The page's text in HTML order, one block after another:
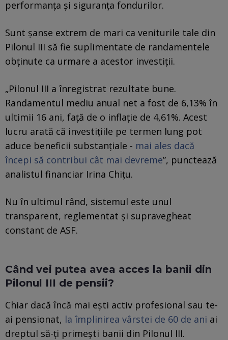
performanța și siguranța fondurilor.
Sunt șanse extrem de mari ca veniturile tale din
Pilonul III să fie suplimentate de randamentele
obținute ca urmare a acestor investiții.
„Pilonul III a înregistrat rezultate bune.
Randamentul mediu anual net a fost de 6,13% în
ultimii 16 ani, față de o inflație de 4,61%. Acest
lucru arată că investițiile pe termen lung pot
aduce beneficii substanțiale - mai ales dacă
începi să contribui cât mai devreme”, punctează
analistul financiar Irina Chițu.
Nu în ultimul rând, sistemul este unul
transparent, reglementat și supravegheat
constant de ASF.
Când vei putea avea acces la banii din
Pilonul III de pensii?
Chiar dacă încă mai ești activ profesional sau te-
ai pensionat, la împlinirea vârstei de 60 de ani ai
dreptul să-ți primești banii din Pilonul III.